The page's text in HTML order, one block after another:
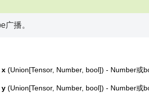
广播。
x (Union[Tensor, Number, bool]) - Number或
y (Union[Tensor, Number, bool]) - Number或